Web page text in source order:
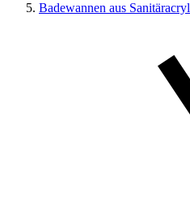
Badewannen aus Sanitäracryl